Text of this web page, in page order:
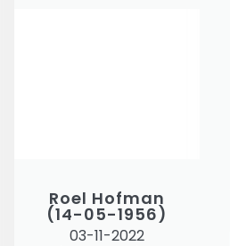
Roel Hofman
(14-05-1956)
03-11-2022